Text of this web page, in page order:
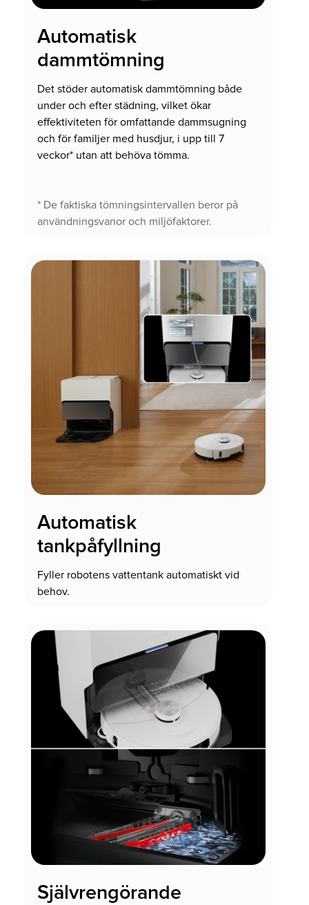
Automatisk
dammtömning
Det stöder automatisk dammtömning både
under och efter städning, vilket ökar
effektiviteten för omfattande dammsugning
och för familjer med husdjur, i upp till 7
veckor* utan att behöva tömma.
* De faktiska tömningsintervallen beror på
användningsvanor och miljöfaktorer.
Automatisk
tankpåfyllning
Fyller robotens vattentank automatiskt vid
behov.
Självrengörande